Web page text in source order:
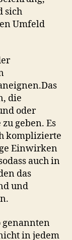
sich
Umfeld
die
oder
geben. Es
komplizierte
Einwirken
auch in
das
und
genannten
in jedem